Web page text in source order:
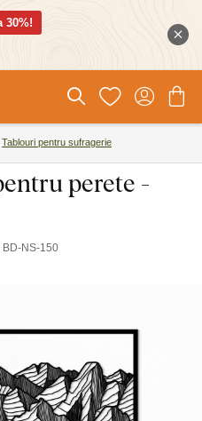
30%!
Tablouri pentru sufragerie
perete -
BD-NS-150